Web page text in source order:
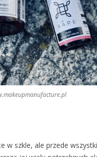
w szkle, ale przede